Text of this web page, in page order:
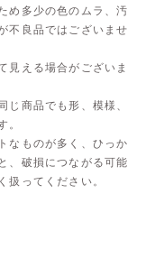
め多少の色のムラ、汚
不良品ではございませ
見える場合がございま
じ商品でも形、模様、
。
なものが多く、ひっか
、破損につながる可能
扱ってください。